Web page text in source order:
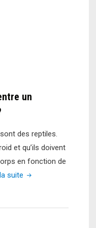
un
des reptiles.
et qu’ils doivent
en fonction de
suite "Quelle